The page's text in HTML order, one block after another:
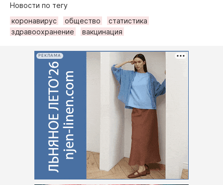
Новости по тегу
коронавирус
общество
статистика
здравоохранение
вакцинация
РЕКЛАМА